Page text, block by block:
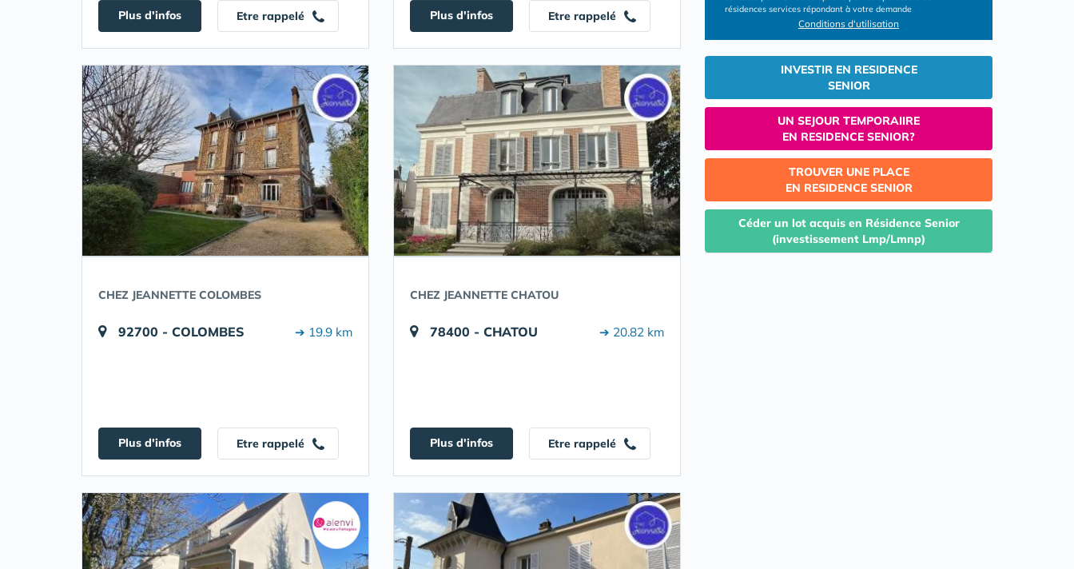
Plus d'infos Etre rappelé Plus d'infos Etre rappelé
CHEZ JEANNETTE COLOMBES
92700 - COLOMBES ➔ 19.9 km
Plus d'infos Etre rappelé
CHEZ JEANNETTE CHATOU
78400 - CHATOU ➔ 20.82 km
Plus d'infos Etre rappelé
résidences services répondant à votre demande
Conditions d'utilisation
INVESTIR EN RESIDENCE
SENIOR
UN SEJOUR TEMPORAIIRE
EN RESIDENCE SENIOR?
TROUVER UNE PLACE
EN RESIDENCE SENIOR
Céder un lot acquis en Résidence Senior
(investissement Lmp/Lmnp)